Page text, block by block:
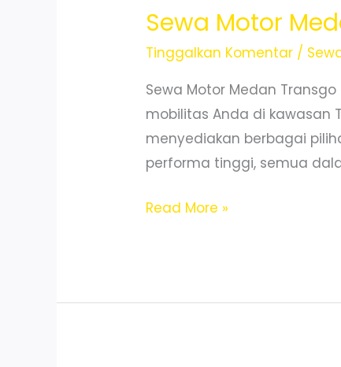
Irit
Bensin
Sewa Motor
Tinggalkan Komentar /
Sewa Motor Medan
mobilitas Anda di kawasan
menyediakan berbagai
performa tinggi, semua
Sewa
Murah
Read More »